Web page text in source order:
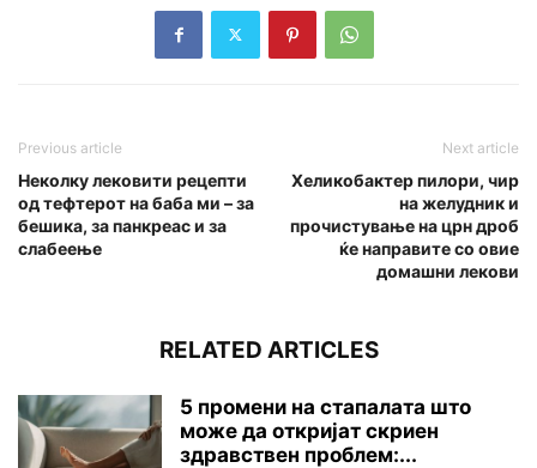
Previous article
Неколку лековити рецепти
од тефтерот на баба ми – за
бешика, за панкреас и за
слабеење
Next article
Хеликобактер пилори, чир
на желудник и
прочистување на црн дроб
ќе направите со овие
домашни лекови
RELATED ARTICLES
5 промени на стапалата што
може да откријат скриен
здравствен проблем:...